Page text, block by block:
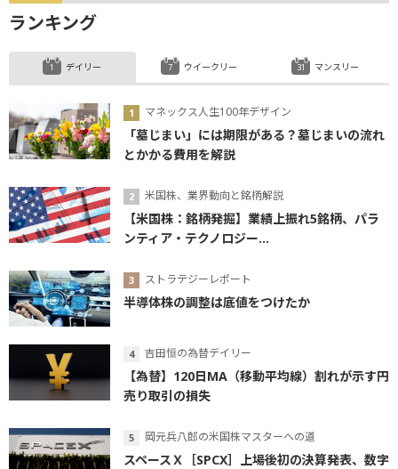
ランキング
デイリー
マネックス人生100年デザイン
「墓じまい」には期限がある？墓じまいの流れ
とかかる費用を解説
米国株、業界動向と銘柄解説
【米国株：銘柄発掘】業績上振れ5銘柄、パラ
ンティア・テクノロジー...
ストラテジーレポート
半導体株の調整は底値をつけたか
吉田恒の為替デイリー
【為替】120日MA（移動平均線）割れが示す円
売り取引の損失
岡元兵八郎の米国株マスターへの道
スペースＸ［SPCX］上場後初の決算発表、数字
ウイークリー マンスリー